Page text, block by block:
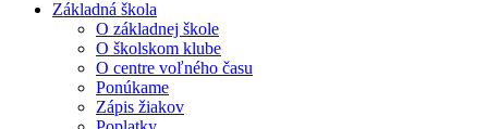
Základná škola
O základnej škole
O školskom klube
O centre voľného času
Ponúkame
Zápis žiakov